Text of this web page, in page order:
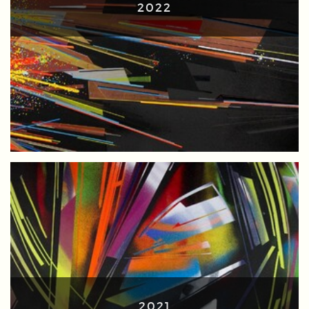
2022